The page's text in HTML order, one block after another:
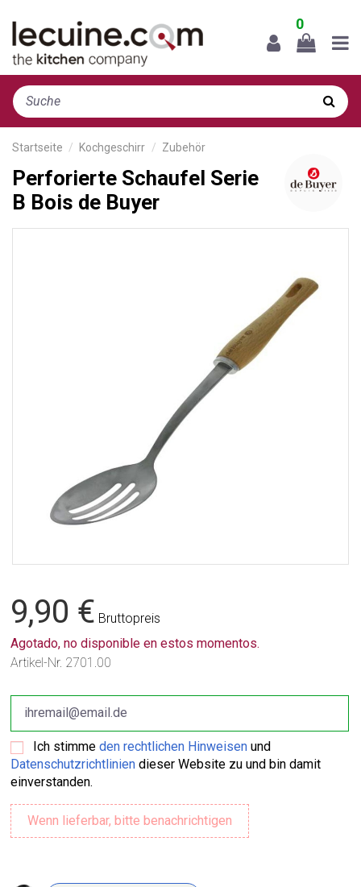
0
Startseite Kochgeschirr Zubehör
Perforierte Schaufel Serie
B Bois de Buyer
9,90 € Bruttopreis
Agotado, no disponible en estos momentos.
Artikel-Nr. 2701.00
Ich stimmeden rechtlichen Hinweisen und
Datenschutzrichtlinien dieser Website zu und bin damit
einverstanden.